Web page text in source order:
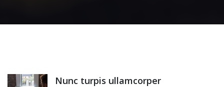
Nunc turpis ullamcorper